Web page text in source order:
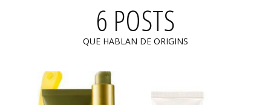
6 POSTS
QUE HABLAN DE ORIGINS